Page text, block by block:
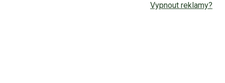
Vypnout reklamy?